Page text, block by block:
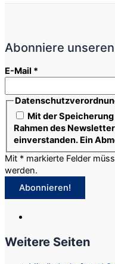
Abonniere
E-Mail *
Mit der
Rahmen des
einverstanden. Ein
Mit * markierte Felder
werden.
Weitere Seiten